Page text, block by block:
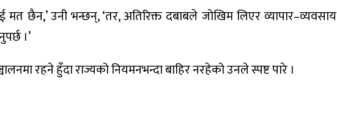
दुई मत छैन,’ उनी भन्छन्, ‘तर, अतिरिक्त दबाबले जोखिम लिएर व्यापार–व्यवसाय
।’
रहने हुँदा राज्यको नियमनभन्दा बाहिर नरहेको उनले स्पष्ट पारे ।